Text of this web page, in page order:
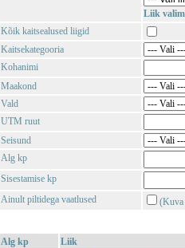
Liik
Kõik kaitsealused liigid
Kaitsekategooria
Kohanimi
Maakond
Vald
UTM ruut
Seisund
Alg kp
Sisestamise kp
Ainult piltidega vaatlused
(Kuva
Alg kp
Liik